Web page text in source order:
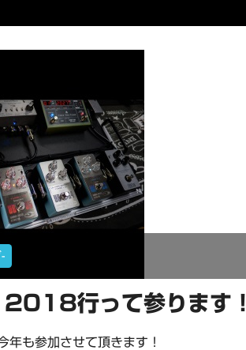
行って参ります！
も参加させて頂きます！